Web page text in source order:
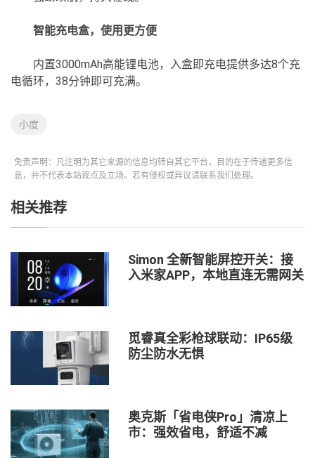
智能充电盒，使用更方便
内置3000mAh高能锂电池，入盒即充电提供多达8个充
电循环，38分钟即可充满。
小度
免责声明：凡注明为其它来源的信息均转自其它平台，目的在于传递更多信
息，并不代表本站观点及立场。若有侵权或异议请联系我们处理。
相关推荐
Simon 全新智能屏控开关：接
入米家APP，本地直连无需网关
觅睿真全彩枪球联动：IP65级
防尘防水无惧
奥克斯「省电侠Pro」清凉上
市：强效省电，舒适不减